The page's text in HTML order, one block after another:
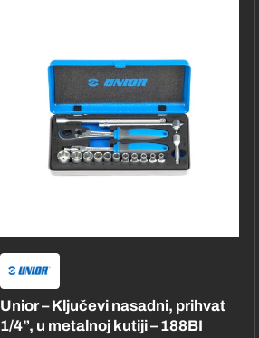
Unior – Ključevi nasadni, prihvat
1/4”, u metalnoj kutiji – 188BI